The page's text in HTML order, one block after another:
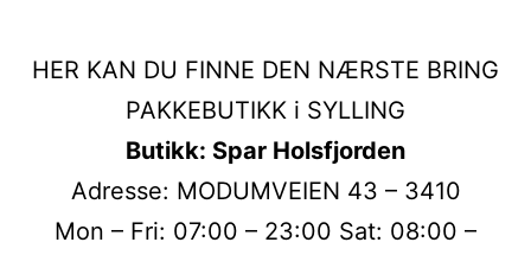
HER KAN DU FINNE DEN NÆRSTE BRING
PAKKEBUTIKK i SYLLING
Butikk: Spar Holsfjorden
Adresse: MODUMVEIEN 43 – 3410
Mon – Fri: 07:00 – 23:00 Sat: 08:00 –